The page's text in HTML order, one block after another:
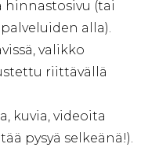
hinnastosivu (tai
alla).
valikko
riittävällä
kuvia, videoita
pysyä selkeänä!).